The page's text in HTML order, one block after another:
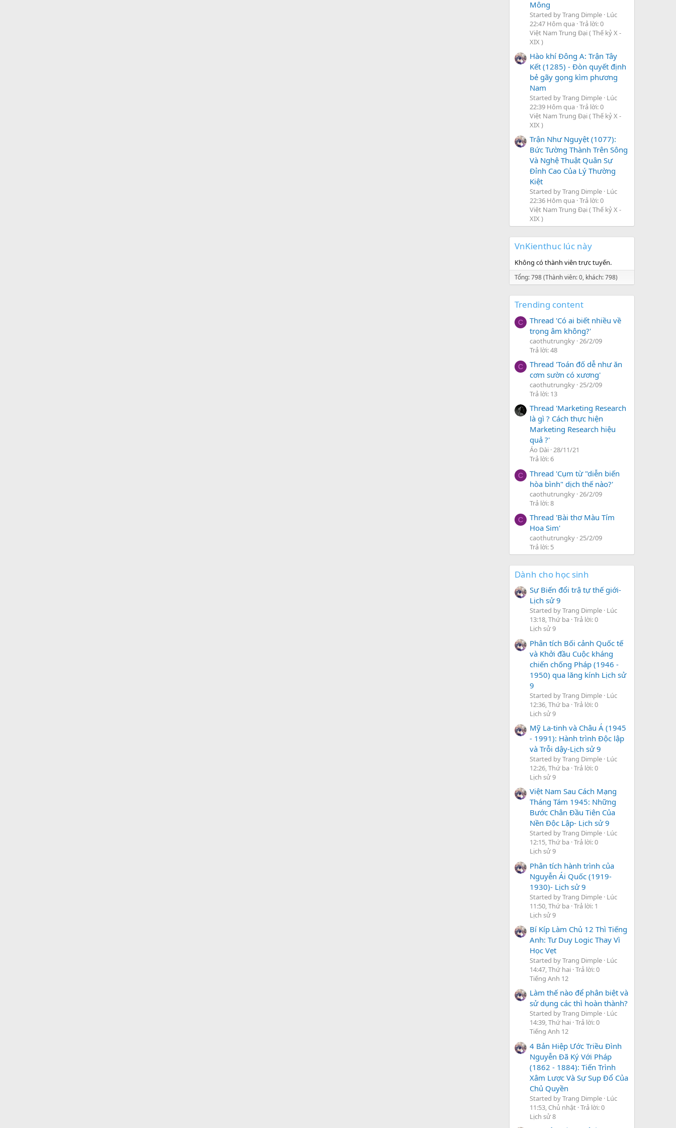
Mông
Started by Trang Dimple Lúc
22:47 Hôm qua Trả lời: 0
Việt Nam Trung Đại ( Thế kỷ X -
XIX )
Hào khí Đông A: Trận Tây
Kết (1285) - Đòn quyết định
bẻ gãy gọng kìm phương
Nam
Started by Trang Dimple Lúc
22:39 Hôm qua Trả lời: 0
Việt Nam Trung Đại ( Thế kỷ X -
XIX )
Trận Như Nguyệt (1077):
Bức Tường Thành Trên Sông
Và Nghệ Thuật Quân Sự
Đỉnh Cao Của Lý Thường
Kiệt
Started by Trang Dimple Lúc
22:36 Hôm qua Trả lời: 0
Việt Nam Trung Đại ( Thế kỷ X -
XIX )
VnKienthuc lúc này
Không có thành viên trực tuyến.
Tổng: 798 (Thành viên: 0, khách: 798)
Trending content
C
Thread 'Có ai biết nhiều về
trọng âm không?'
caothutrungky 26/2/09
Trả lời: 48
C
Thread 'Toán đố dễ như ăn
cơm sườn có xương'
caothutrungky 25/2/09
Trả lời: 13
Thread 'Marketing Research
là gì ? Cách thực hiện
Marketing Research hiệu
quả ?'
Áo Dài 28/11/21
Trả lời: 6
C
Thread 'Cụm từ "diễn biến
hòa bình" dịch thế nào?'
caothutrungky 26/2/09
Trả lời: 8
C
Thread 'Bài thơ Màu Tím
Hoa Sim'
caothutrungky 25/2/09
Trả lời: 5
Dành cho học sinh
Sự Biến đổi trậ tự thế giới-
Lịch sử 9
Started by Trang Dimple Lúc
13:18, Thứ ba Trả lời: 0
Lịch sử 9
Phân tích Bối cảnh Quốc tế
và Khởi đầu Cuộc kháng
chiến chống Pháp (1946 -
1950) qua lăng kính Lịch sử
9
Started by Trang Dimple Lúc
12:36, Thứ ba Trả lời: 0
Lịch sử 9
Mỹ La-tinh và Châu Á (1945
- 1991): Hành trình Độc lập
và Trỗi dậy-Lịch sử 9
Started by Trang Dimple Lúc
12:26, Thứ ba Trả lời: 0
Lịch sử 9
Việt Nam Sau Cách Mạng
Tháng Tám 1945: Những
Bước Chân Đầu Tiên Của
Nền Độc Lập- Lịch sử 9
Started by Trang Dimple Lúc
12:15, Thứ ba Trả lời: 0
Lịch sử 9
Phân tích hành trình của
Nguyễn Ái Quốc (1919-
1930)- Lịch sử 9
Started by Trang Dimple Lúc
11:50, Thứ ba Trả lời: 1
Lịch sử 9
Bí Kíp Làm Chủ 12 Thì Tiếng
Anh: Tư Duy Logic Thay Vì
Học Vẹt
Started by Trang Dimple Lúc
14:47, Thứ hai Trả lời: 0
Tiếng Anh 12
Làm thế nào để phân biệt và
sử dụng các thì hoàn thành?
Started by Trang Dimple Lúc
14:39, Thứ hai Trả lời: 0
Tiếng Anh 12
4 Bản Hiệp Ước Triều Đình
Nguyễn Đã Ký Với Pháp
(1862 - 1884): Tiến Trình
Xâm Lược Và Sự Sụp Đổ Của
Chủ Quyền
Started by Trang Dimple Lúc
11:53, Chủ nhật Trả lời: 0
Lịch sử 8